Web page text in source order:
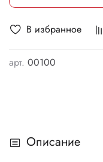
В избранное
арт. 00100
Описание